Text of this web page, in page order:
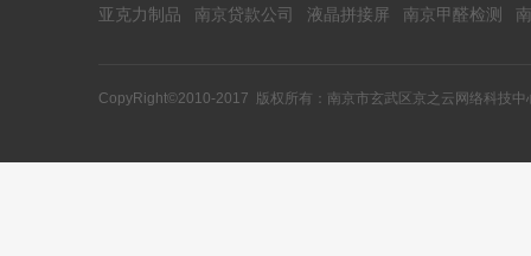
亚克力制品
南京贷款公司 液晶拼接屏 南京甲醛检测
CopyRight©2010-2017 版权所有：南京市玄武区京之云网络科技